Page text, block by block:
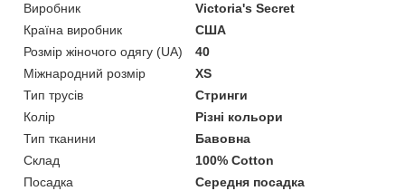
Виробник
Victoria's Secret
Країна виробник
США
Розмір жіночого одягу (UA)
40
Міжнародний розмір
XS
Тип трусів
Стринги
Колір
Різні кольори
Тип тканини
Бавовна
Склад
100% Cotton
Посадка
Середня посадка